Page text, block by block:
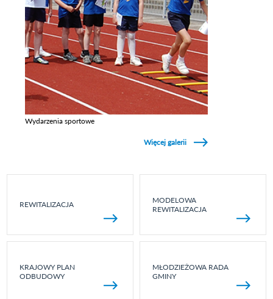
Wydarzenia sportowe
Więcej galerii
REWITALIZACJA
MODELOWA
REWITALIZACJA
KRAJOWY PLAN
ODBUDOWY
MŁODZIEŻOWA RADA
GMINY